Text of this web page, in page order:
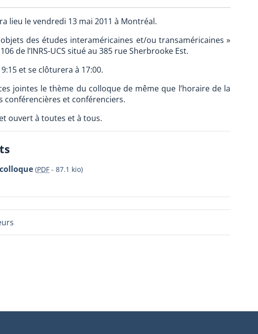
lieu le vendredi 13 mai 2011 à Montréal.
des études interaméricaines et/ou transaméricaines »
de l’INRS-UCS situé au 385 rue Sherbrooke Est.
et se clôturera à 17:00.
jointes le thème du colloque de même que l’horaire de la
conférencières et conférenciers.
ouvert à toutes et à tous.
(PDF - 87.1 kio)